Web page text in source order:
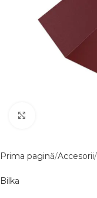
Prima pagină Accesorii
Bilka